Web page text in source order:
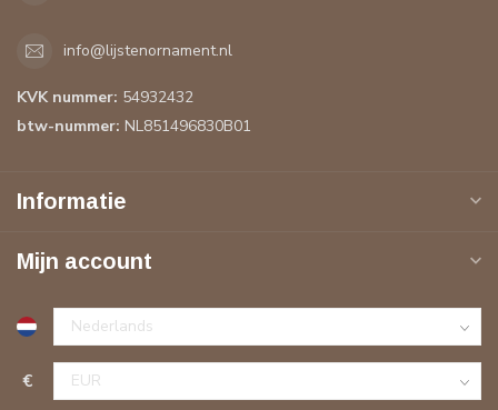
info@lijstenornament.nl
KVK nummer: 54932432
btw-nummer: NL851496830B01
Informatie
Mijn account
€